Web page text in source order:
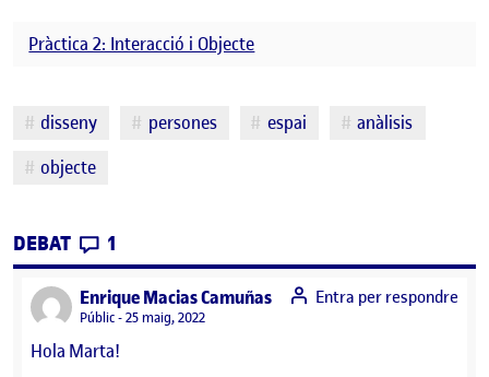
Pràctica 2: Interacció i Objecte
Etiquetes
disseny persones espai
anàlisis
objecte
DEBAT CONTRIBUTIONS
1
Enrique Macias Camuñassays:
Visibilitat:
Públic 25 maig, 2022
Hola Marta!
Entra per respondre